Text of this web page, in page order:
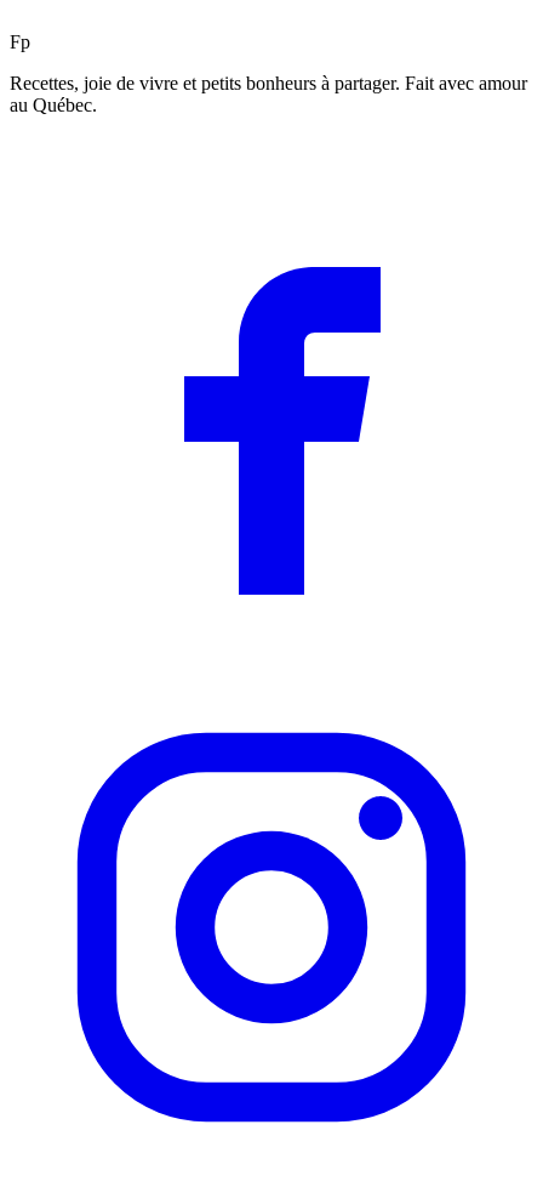
Fp
Recettes, joie de vivre et petits bonheurs à partager. Fait avec amour
au Québec.